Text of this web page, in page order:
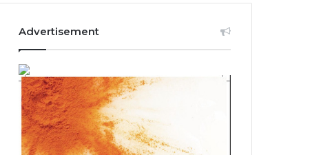
Advertisement